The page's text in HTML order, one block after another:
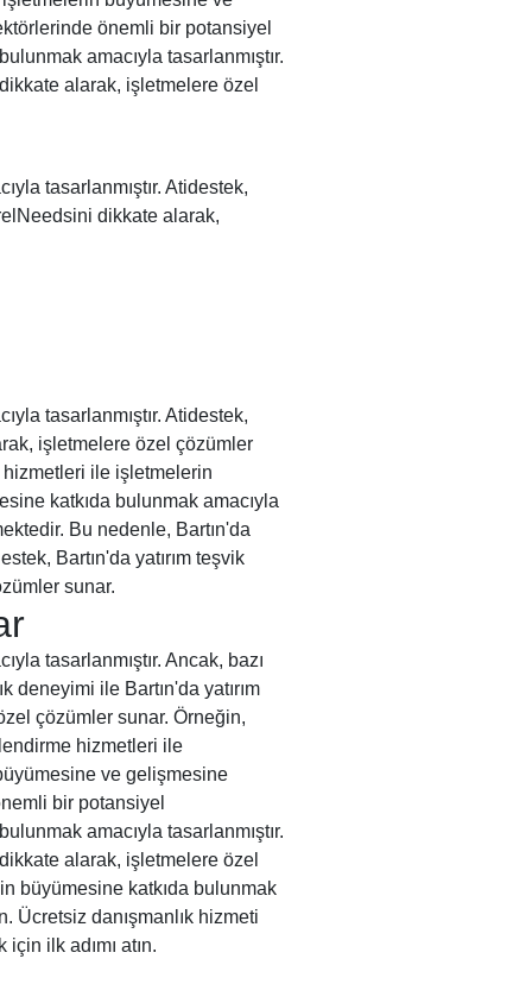
önemli bir potansiyel
amacıyla tasarlanmıştır.
alarak, işletmelere özel
tasarlanmıştır. Atidestek,
dikkate alarak,
tasarlanmıştır. Atidestek,
işletmelere özel çözümler
hizmetleri ile işletmelerin
katkıda bulunmak amacıyla
Bu nedenle, Bartın'da
Bartın'da yatırım teşvik
sunar.
tasarlanmıştır. Ancak, bazı
deneyimi ile Bartın'da yatırım
çözümler sunar. Örneğin,
hizmetleri ile
ve gelişmesine
bir potansiyel
amacıyla tasarlanmıştır.
alarak, işletmelere özel
büyümesine katkıda bulunmak
Ücretsiz danışmanlık hizmeti
ilk adımı atın.